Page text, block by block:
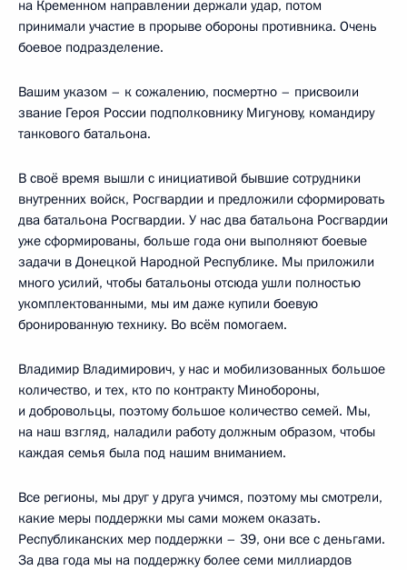
на Кременном направлении держали удар, потом
принимали участие в прорыве обороны противника. Очень
боевое подразделение.
Вашим указом – к сожалению, посмертно – присвоили
звание Героя России подполковнику Мигунову, командиру
танкового батальона.
В своё время вышли с инициативой бывшие сотрудники
внутренних войск, Росгвардии и предложили сформировать
два батальона Росгвардии. У нас два батальона Росгвардии
уже сформированы, больше года они выполняют боевые
задачи в Донецкой Народной Республике. Мы приложили
много усилий, чтобы батальоны отсюда ушли полностью
укомплектованными, мы им даже купили боевую
бронированную технику. Во всём помогаем.
Владимир Владимирович, у нас и мобилизованных большое
количество, и тех, кто по контракту Минобороны,
и добровольцы, поэтому большое количество семей. Мы,
на наш взгляд, наладили работу должным образом, чтобы
каждая семья была под нашим вниманием.
Все регионы, мы друг у друга учимся, поэтому мы смотрели,
какие меры поддержки мы сами можем оказать.
Республиканских мер поддержки – 39, они все с деньгами.
За два года мы на поддержку более семи миллиардов